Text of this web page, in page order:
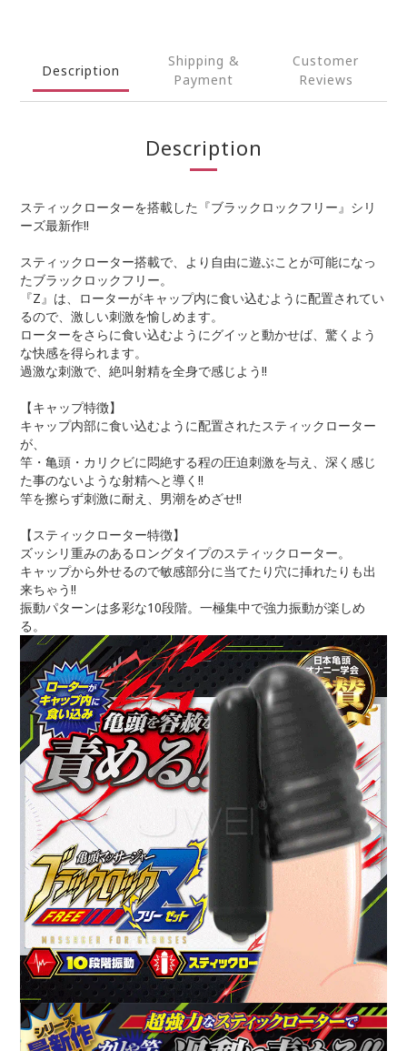
Description
Shipping &
Payment
Customer
Reviews
Description
スティックローターを搭載した『ブラックロックフリー』シリ
ーズ最新作!!
スティックローター搭載で、より自由に遊ぶことが可能になっ
たブラックロックフリー。
『Z』は、ローターがキャップ内に食い込むように配置されてい
るので、激しい刺激を愉しめます。
ローターをさらに食い込むようにグイッと動かせば、驚くよう
な快感を得られます。
過激な刺激で、絶叫射精を全身で感じよう!!
【キャップ特徴】
キャップ内部に食い込むように配置されたスティックローター
が、
竿・亀頭・カリクビに悶絶する程の圧迫刺激を与え、深く感じ
た事のないような射精へと導く!!
竿を擦らず刺激に耐え、男潮をめざせ!!
【スティックローター特徴】
ズッシリ重みのあるロングタイプのスティックローター。
キャップから外せるので敏感部分に当てたり穴に挿れたりも出
来ちゃう!!
振動パターンは多彩な10段階。一極集中で強力振動が楽しめ
る。